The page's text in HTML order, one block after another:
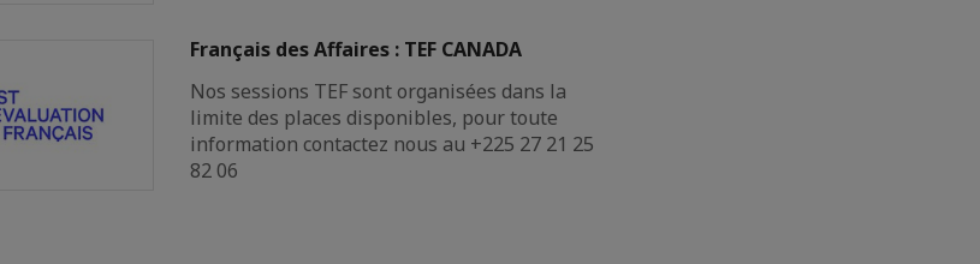
Français des Affaires : TEF CANADA
Nos sessions TEF sont organisées dans la
limite des places disponibles, pour toute
information contactez nous au +225 27 21 25
82 06